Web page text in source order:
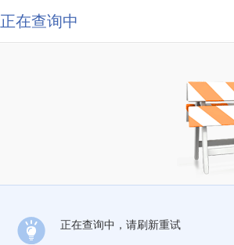
正在查询中
正在查询中，请刷新重试